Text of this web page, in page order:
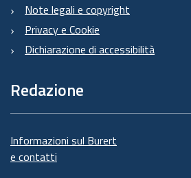
Note legali e copyright
Privacy e Cookie
Dichiarazione di accessibilità
Redazione
Informazioni sul Burert
e contatti